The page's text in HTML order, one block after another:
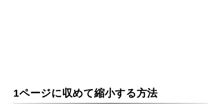
1ページに収めて縮小する方法